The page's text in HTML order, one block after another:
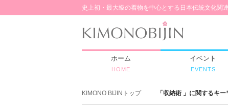
史上初・最大級の着物を中心とする日本伝統文化関
ホーム
HOME
イベント
EVENTS
KIMONO BIJINトップ 「収納術 」に関するキー